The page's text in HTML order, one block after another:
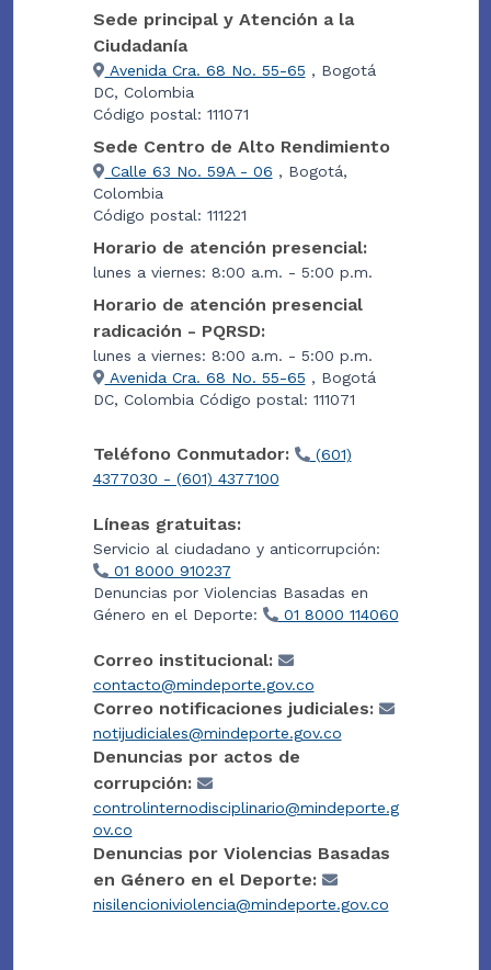
Sede principal y Atención a la
Ciudadanía
Avenida Cra. 68 No. 55-65 , Bogotá
DC, Colombia
Código postal: 111071
Sede Centro de Alto Rendimiento
Calle 63 No. 59A - 06 , Bogotá,
Colombia
Código postal: 111221
Horario de atención presencial:
lunes a viernes: 8:00 a.m. - 5:00 p.m.
Horario de atención presencial
radicación - PQRSD:
lunes a viernes: 8:00 a.m. - 5:00 p.m.
Avenida Cra. 68 No. 55-65 , Bogotá
DC, Colombia Código postal: 111071
Teléfono Conmutador:
(601)
4377030 - (601) 4377100
Líneas gratuitas:
Servicio al ciudadano y anticorrupción:
01 8000 910237
Denuncias por Violencias Basadas en
Género en el Deporte:
01 8000 114060
Correo institucional:
contacto@mindeporte.gov.co
Correo notificaciones judiciales:
notijudiciales@mindeporte.gov.co
Denuncias por actos de
corrupción:
controlinternodisciplinario@mindeporte.g
ov.co
Denuncias por Violencias Basadas
en Género en el Deporte:
nisilencioniviolencia@mindeporte.gov.co